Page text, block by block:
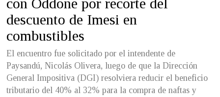
descuento de Imesi en
combustibles
El encuentro fue solicitado por el intendente de
Paysandú, Nicolás Olivera, luego de que la Dirección
General Impositiva (DGI) resolviera reducir el beneficio
tributario del 40% al 32% para la compra de naftas y